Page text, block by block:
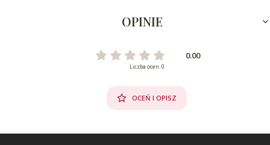
OPINIE
0.00
Liczba ocen: 0
OCEŃ I OPISZ